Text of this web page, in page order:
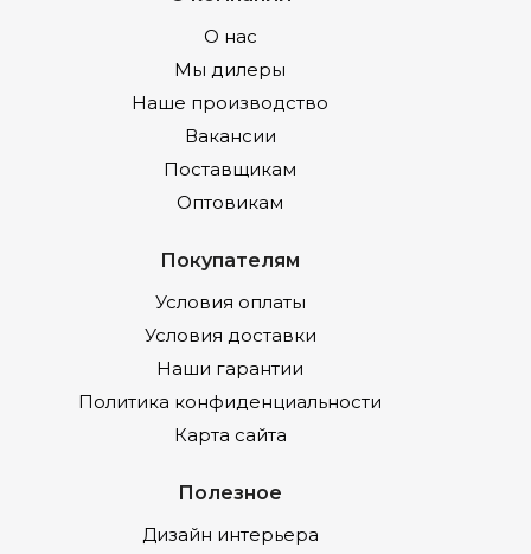
О нас
Мы дилеры
Наше производство
Вакансии
Поставщикам
Оптовикам
Покупателям
Условия оплаты
Условия доставки
Наши гарантии
Политика конфиденциальности
Карта сайта
Полезное
Дизайн интерьера